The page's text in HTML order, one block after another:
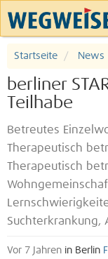
Startseite News
berliner
Teilhabe
Betreutes
Therapeutisch
Therapeutisch
Suchterkrankung,
Vor 7 Jahren in Berlin